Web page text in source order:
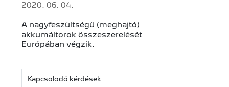
2020. 06. 04.
A nagyfeszültségű (meghajtó)
akkumáltorok összeszerelését
Európában végzik.
Kapcsolodó kérdések